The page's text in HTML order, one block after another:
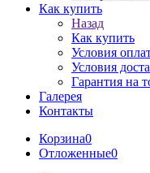
Как купить
Назад
Как купить
Условия
Условия
Гарантия на
Галерея
Контакты
Корзина0
Отложенные0